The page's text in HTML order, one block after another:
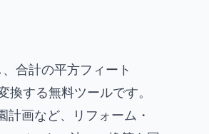
合計の平方フィート
換する無料ツールです。
画など、リフォーム・